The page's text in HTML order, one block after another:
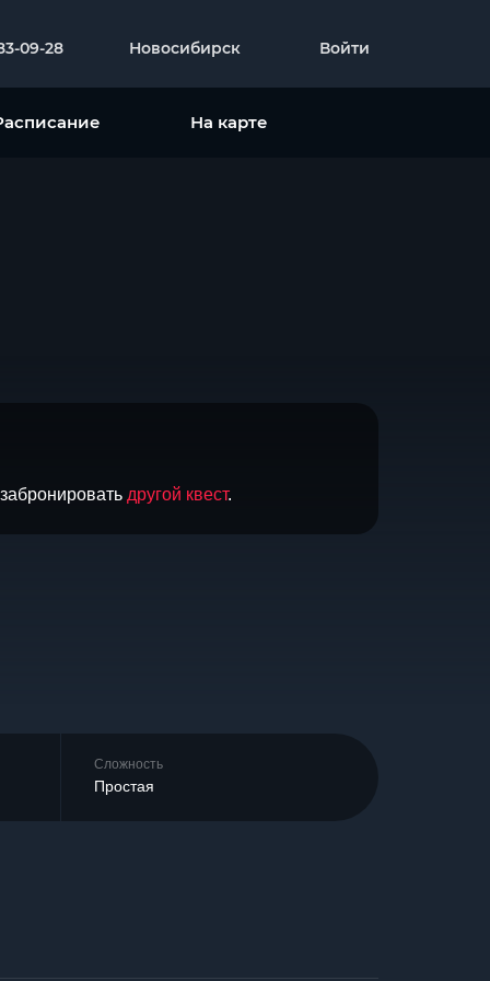
09-28 Новосибирск Войти
На карте
другой квест.
Сложность
Простая